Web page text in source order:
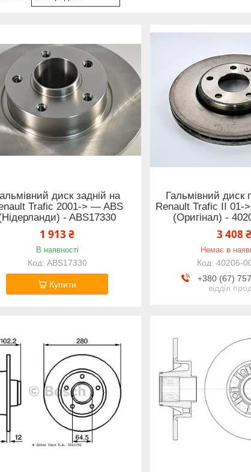
диск задній на
Trafic 2001-> — ABS
- ABS17330
1 913 ₴
В наявності
ABS17330
Купити
Гальмівний диск
Renault Trafic II 01-
(Оригінал) -
3 408 ₴
Немає в
40206-
+380 (67)
відділ